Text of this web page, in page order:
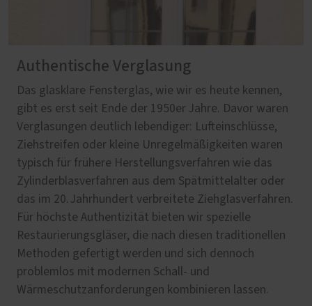
Authentische Verglasung
Das glasklare Fensterglas, wie wir es heute kennen,
gibt es erst seit Ende der 1950er Jahre. Davor waren
Verglasungen deutlich lebendiger: Lufteinschlüsse,
Ziehstreifen oder kleine Unregelmäßigkeiten waren
typisch für frühere Herstellungsverfahren wie das
Zylinderblasverfahren aus dem Spätmittelalter oder
das im 20. Jahrhundert verbreitete Ziehglasverfahren.
Für höchste Authentizität bieten wir spezielle
Restaurierungsgläser, die nach diesen traditionellen
Methoden gefertigt werden und sich dennoch
problemlos mit modernen Schall- und
Wärmeschutzanforderungen kombinieren lassen.